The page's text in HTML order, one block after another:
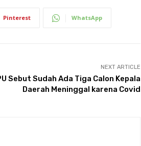
Pinterest WhatsApp
NEXT ARTICLE
Sebut Sudah Ada Tiga Calon Kepala
Daerah Meninggal karena Covid